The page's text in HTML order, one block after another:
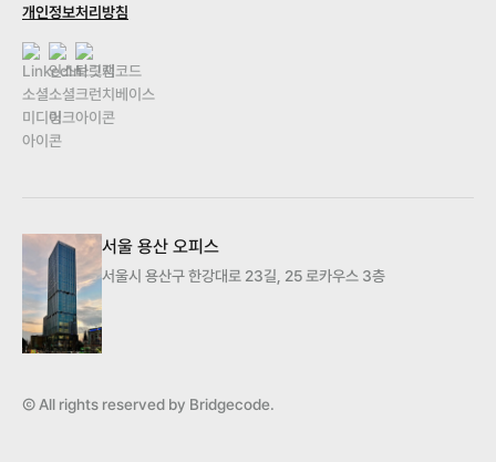
개인정보처리방침
서울 용산 오피스
서울시 용산구 한강대로 23길, 25 로카우스 3층
Ⓒ All rights reserved by Bridgecode.